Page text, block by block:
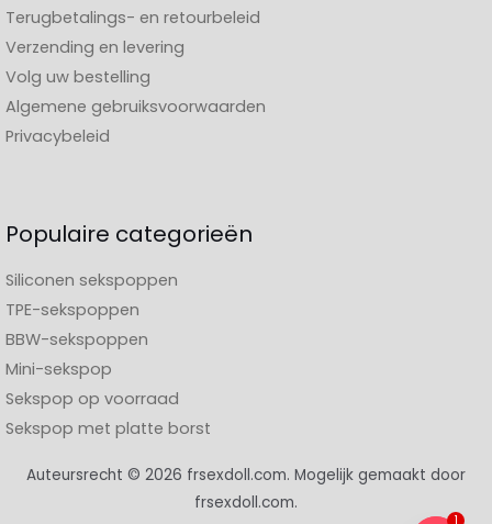
Terugbetalings- en retourbeleid
Verzending en levering
Volg uw bestelling
Algemene gebruiksvoorwaarden
Privacybeleid
Populaire categorieën
Siliconen sekspoppen
TPE-sekspoppen
BBW-sekspoppen
Mini-sekspop
Sekspop op voorraad
Sekspop met platte borst
Auteursrecht © 2026 frsexdoll.com. Mogelijk gemaakt door
frsexdoll.com.
1